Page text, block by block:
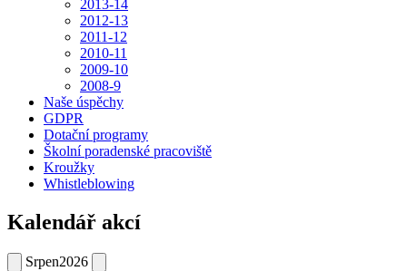
2013-14
2012-13
2011-12
2010-11
2009-10
2008-9
Naše úspěchy
GDPR
Dotační programy
Školní poradenské pracoviště
Kroužky
Whistleblowing
Kalendář akcí
Srpen2026